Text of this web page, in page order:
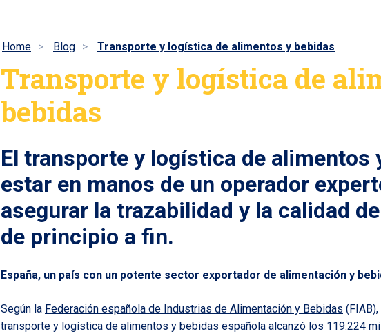
Home Blog Transporte y logística de alimentos y bebidas
Transporte y logística de
bebidas
El transporte y logística de alimentos
estar en manos de un operador
asegurar la trazabilidad y la calidad
de principio a fin.
España, un país con un potente sector exportador de alimentación y
Según la Federación española de Industrias de Alimentación y Bebidas
transporte y logística de alimentos y bebidas española alcanzó los 119.224